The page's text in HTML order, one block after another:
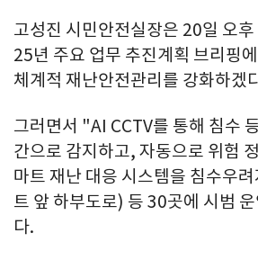
고성진 시민안전실장은 20일 오
25년 주요 업무 추진계획 브리핑
체계적 재난안전관리를 강화하겠
그러면서 "AI CCTV를 통해 침수
간으로 감지하고, 자동으로 위험
마트 재난 대응 시스템을 침수우
트 앞 하부도로) 등 30곳에 시범
다.